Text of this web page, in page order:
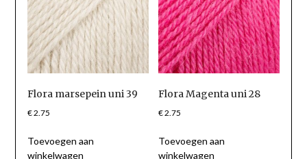
Flora marsepein uni 39
€2.75
Toevoegen aan
winkelwagen
Flora Magenta uni 28
€2.75
Toevoegen aan
winkelwagen